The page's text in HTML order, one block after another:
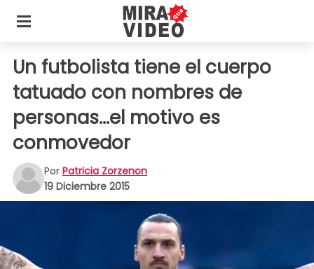
Un futbolista tiene el cuerpo
tatuado con nombres de
personas...el motivo es
conmovedor
Por Patricia Zorzenon
19 Diciembre 2015